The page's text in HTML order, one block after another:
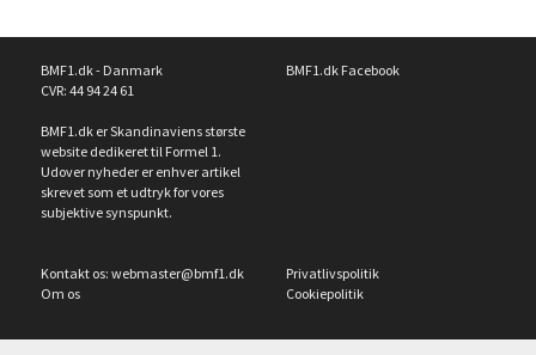
BMF1.dk - Danmark
CVR: 44 94 24 61
BMF1.dk er Skandinaviens største
website dedikeret til Formel 1.
Udover nyheder er enhver artikel
skrevet som et udtryk for vores
subjektive synspunkt.
BMF1.dk Facebook
Kontakt os: webmaster@bmf1.dk
Om os
Privatlivspolitik
Cookiepolitik